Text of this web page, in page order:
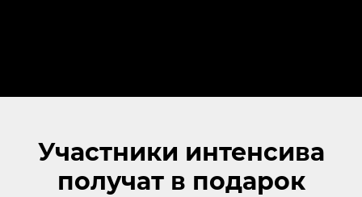
Участники интенсива
получат в подарок